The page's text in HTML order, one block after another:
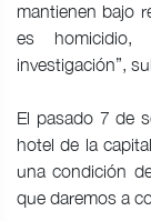
mantienen bajo
es
investigación”,
El pasado 7 de
hotel de la
una condición
que daremos a